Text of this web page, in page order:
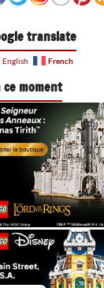
translate
English French
ce moment